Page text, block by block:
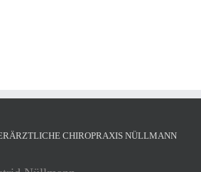
CHIROPRAXIS NÜLLMANN